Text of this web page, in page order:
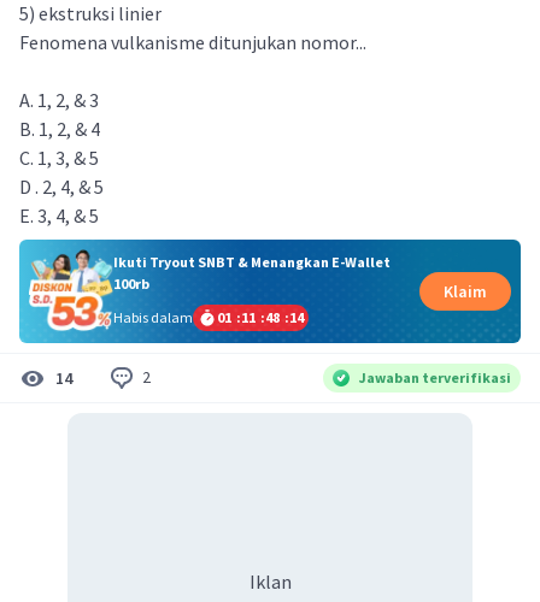
5) ekstruksi linier
Fenomena vulkanisme ditunjukan nomor...
A. 1, 2, & 3
B. 1, 2, & 4
C. 1, 3, & 5
D . 2, 4, & 5
E. 3, 4, & 5
Ikuti Tryout SNBT & Menangkan E-Wallet
100rb
Habis dalam
01 :11 :48 :13
Klaim
14 2 Jawaban terverifikasi
Iklan